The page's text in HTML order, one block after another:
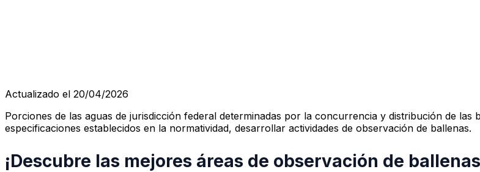
Actualizado el 20/04/2026
Porciones de las aguas de jurisdicción federal determinadas por la concurrencia y distribución de
especificaciones establecidos en la normatividad, desarrollar actividades de observación de ballenas.
¡Descubre las mejores áreas de observación de